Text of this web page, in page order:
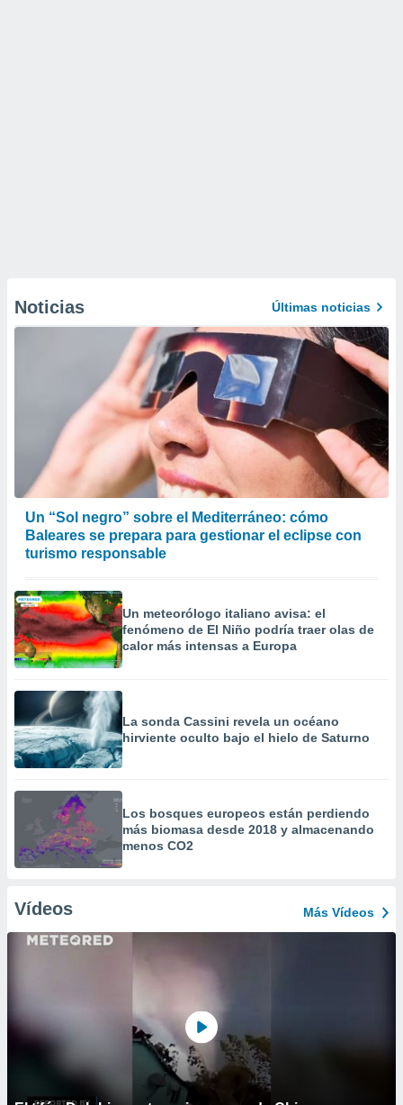
Noticias Últimas noticias
Un “Sol negro” sobre el Mediterráneo: cómo
Baleares se prepara para gestionar el eclipse con
turismo responsable
Un meteorólogo italiano avisa: el
fenómeno de El Niño podría traer olas de
calor más intensas a Europa
La sonda Cassini revela un océano
hirviente oculto bajo el hielo de Saturno
Los bosques europeos están perdiendo
más biomasa desde 2018 y almacenando
menos CO2
Vídeos Más Vídeos